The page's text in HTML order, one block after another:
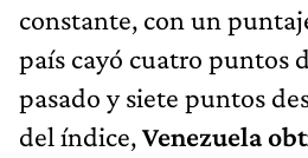
constante, con un
país cayó cuatro puntos
pasado y siete puntos
del índice,Venezuela